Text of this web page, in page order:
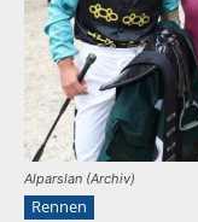
Alparslan (Archiv)
Rennen